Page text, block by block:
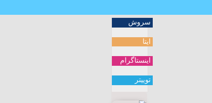
کنگره حزب
سروش
ایتا
اینستاگرام
توییتر